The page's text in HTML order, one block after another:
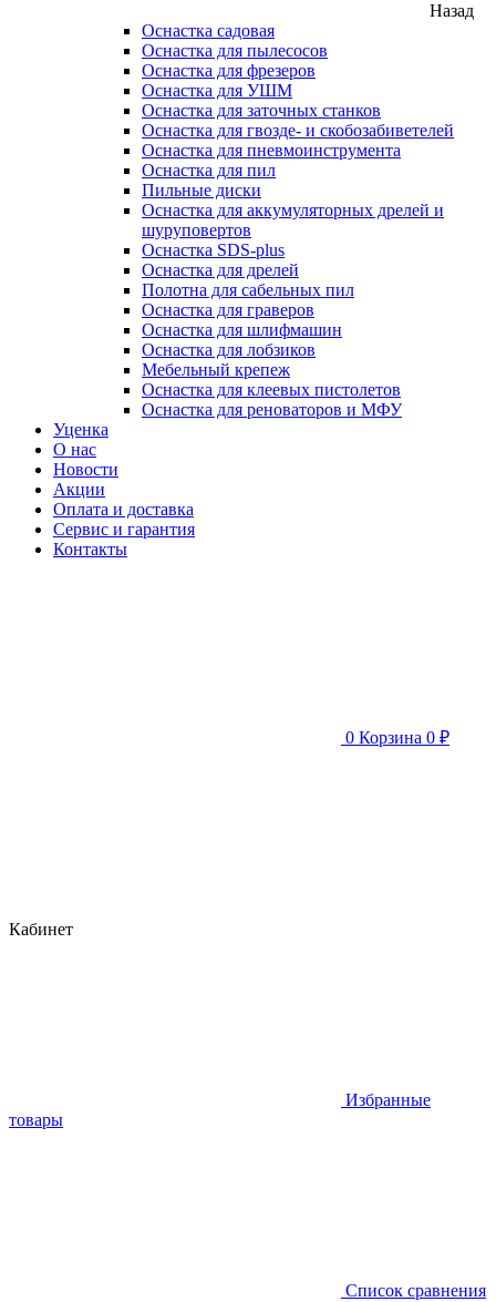
Назад
Оснастка садовая
Оснастка для пылесосов
Оснастка для фрезеров
Оснастка для УШМ
Оснастка для заточных станков
Оснастка для гвозде- и скобозабиветелей
Оснастка для пневмоинструмента
Оснастка для пил
Пильные диски
Оснастка для аккумуляторных дрелей и
шуруповертов
Оснастка SDS-plus
Оснастка для дрелей
Полотна для сабельных пил
Оснастка для граверов
Оснастка для шлифмашин
Оснастка для лобзиков
Мебельный крепеж
Оснастка для клеевых пистолетов
Оснастка для реноваторов и МФУ
Уценка
О нас
Новости
Акции
Оплата и доставка
Сервис и гарантия
Контакты
0 Корзина 0 ₽
Кабинет
Избранные
товары
Список сравнения